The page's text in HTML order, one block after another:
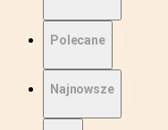
Polecane
Najnowsze